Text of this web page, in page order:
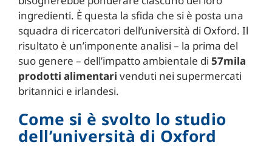
ingredienti. È questa la sfida che si è posta una
squadra di ricercatori dell’università di Oxford. Il
risultato è un’imponente analisi – la prima del
suo genere – dell’impatto ambientale di 57mila
prodotti alimentari venduti nei supermercati
britannici e irlandesi.
Come si è svolto lo studio
dell’università di Oxford